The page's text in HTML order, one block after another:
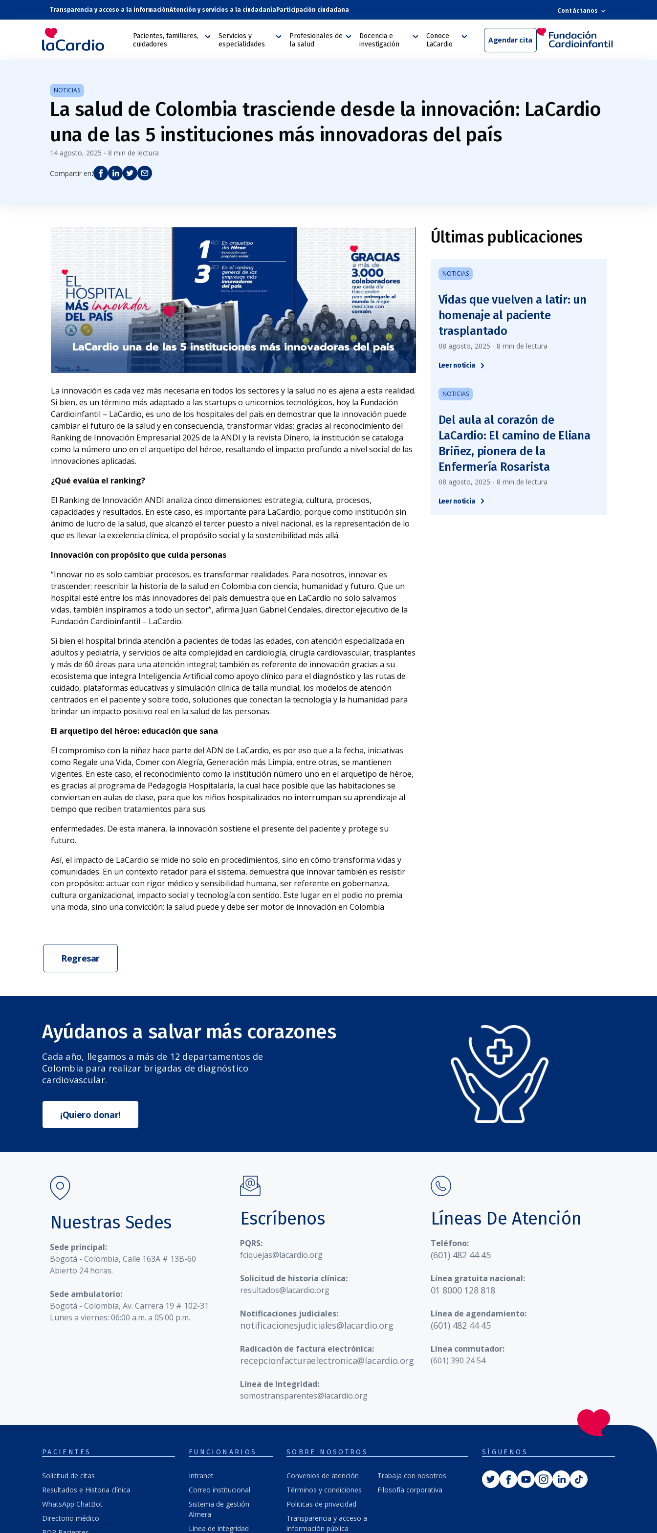
Transparencia y acceso a la informaciónAtención y servicios a la ciudadanía Participación ciudadana Contáctanos
Pacientes, familiares,
cuidadores
Servicios y
especialidades
Profesionales de
la salud
Docencia e
investigación
Conoce
LaCardio
Agendar cita
NOTICIAS
La salud de Colombia trasciende desde la innovación: LaCardio
una de las 5 instituciones más innovadoras del país
14 agosto, 2025 - 8 min de lectura
Compartir en:
La innovación es cada vez más necesaria en todos los sectores y la salud no es ajena a esta realidad.
Si bien, es un término más adaptado a las startups o unicornios tecnológicos, hoy la Fundación
Cardioinfantil – LaCardio, es uno de los hospitales del país en demostrar que la innovación puede
cambiar el futuro de la salud y en consecuencia, transformar vidas; gracias al reconocimiento del
Ranking de Innovación Empresarial 2025 de la ANDI y la revista Dinero, la institución se cataloga
como la número uno en el arquetipo del héroe, resaltando el impacto profundo a nivel social de las
innovaciones aplicadas.
¿Qué evalúa el ranking?
El Ranking de Innovación ANDI analiza cinco dimensiones: estrategia, cultura, procesos,
capacidades y resultados. En este caso, es importante para LaCardio, porque como institución sin
ánimo de lucro de la salud, que alcanzó el tercer puesto a nivel nacional, es la representación de lo
que es llevar la excelencia clínica, el propósito social y la sostenibilidad más allá.
Innovación con propósito que cuida personas
“Innovar no es solo cambiar procesos, es transformar realidades. Para nosotros, innovar es
trascender: reescribir la historia de la salud en Colombia con ciencia, humanidad y futuro. Que un
hospital esté entre los más innovadores del país demuestra que en LaCardio no solo salvamos
vidas, también inspiramos a todo un sector”, afirma Juan Gabriel Cendales, director ejecutivo de la
Fundación Cardioinfantil – LaCardio.
Si bien el hospital brinda atención a pacientes de todas las edades, con atención especializada en
adultos y pediatría, y servicios de alta complejidad en cardiología, cirugía cardiovascular, trasplantes
y más de 60 áreas para una atención integral; también es referente de innovación gracias a su
ecosistema que integra Inteligencia Artificial como apoyo clínico para el diagnóstico y las rutas de
cuidado, plataformas educativas y simulación clínica de talla mundial, los modelos de atención
centrados en el paciente y sobre todo, soluciones que conectan la tecnología y la humanidad para
brindar un impacto positivo real en la salud de las personas.
El arquetipo del héroe: educación que sana
El compromiso con la niñez hace parte del ADN de LaCardio, es por eso que a la fecha, iniciativas
como Regale una Vida, Comer con Alegría, Generación más Limpia, entre otras, se mantienen
vigentes. En este caso, el reconocimiento como la institución número uno en el arquetipo de héroe,
es gracias al programa de Pedagogía Hospitalaria, la cual hace posible que las habitaciones se
conviertan en aulas de clase, para que los niños hospitalizados no interrumpan su aprendizaje al
tiempo que reciben tratamientos para sus
enfermedades. De esta manera, la innovación sostiene el presente del paciente y protege su
futuro.
Así, el impacto de LaCardio se mide no solo en procedimientos, sino en cómo transforma vidas y
comunidades. En un contexto retador para el sistema, demuestra que innovar también es resistir
con propósito: actuar con rigor médico y sensibilidad humana, ser referente en gobernanza,
cultura organizacional, impacto social y tecnología con sentido. Este lugar en el podio no premia
una moda, sino una convicción: la salud puede y debe ser motor de innovación en Colombia
Últimas publicaciones
NOTICIAS
Vidas que vuelven a latir: un
homenaje al paciente
trasplantado
08 agosto, 2025 - 8 min de lectura
Leer noticia
NOTICIAS
Del aula al corazón de
LaCardio: El camino de Eliana
Briñez, pionera de la
Enfermería Rosarista
08 agosto, 2025 - 8 min de lectura
Leer noticia
Regresar
Ayúdanos a salvar más corazones
Cada año, llegamos a más de 12 departamentos de
Colombia para realizar brigadas de diagnóstico
cardiovascular.
¡Quiero donar!
Nuestras Sedes
Sede principal:
Bogotá - Colombia, Calle 163A # 13B-60
Abierto 24 horas.
Sede ambulatorio:
Bogotá - Colombia, Av. Carrera 19 # 102-31
Lunes a viernes: 06:00 a.m. a 05:00 p.m.
Escríbenos
PQRS:
fciquejas@lacardio.org
Solicitud de historia clínica:
resultados@lacardio.org
Notificaciones judiciales:
notificacionesjudiciales@lacardio.org
Radicación de factura electrónica:
recepcionfacturaelectronica@lacardio.org
Línea de Integridad:
somostransparentes@lacardio.org
Líneas De Atención
Teléfono:
(601) 482 44 45
Línea gratuita nacional:
01 8000 128 818
Línea de agendamiento:
(601) 482 44 45
Línea conmutador:
(601) 390 24 54
PACIENTES
Solicitud de citas
Resultados e Historia clínica
WhatsApp ChatBot
Directorio médico
FUNCIONARIOS
Intranet
Correo institucional
Sistema de gestión
Almera
Línea de integridad
SOBRE NOSOTROS
Convenios de atención
Términos y condiciones
Politicas de privacidad
Transparencia y acceso a
información pública
Trabaja con nosotros
Filosofía corporativa
SÍGUENOS
TwitterFacebook
YoutubeInstagram
LinkedinTiktok